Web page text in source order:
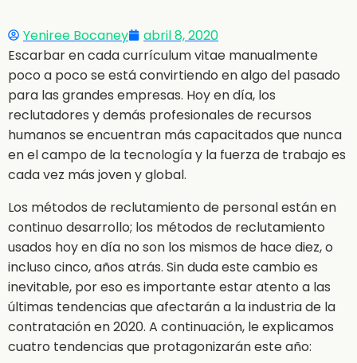
Yeniree Bocaney
abril 8, 2020
Escarbar en cada currículum vitae manualmente
poco a poco se está convirtiendo en algo del pasado
para las grandes empresas. Hoy en día, los
reclutadores y demás profesionales de recursos
humanos se encuentran más capacitados que nunca
en el campo de la tecnología y la fuerza de trabajo es
cada vez más joven y global.
Los métodos de reclutamiento de personal están en
continuo desarrollo; los métodos de reclutamiento
usados hoy en día no son los mismos de hace diez, o
incluso cinco, años atrás. Sin duda este cambio es
inevitable, por eso es importante estar atento a las
últimas tendencias que afectarán a la industria de la
contratación en 2020. A continuación, le explicamos
cuatro tendencias que protagonizarán este año: